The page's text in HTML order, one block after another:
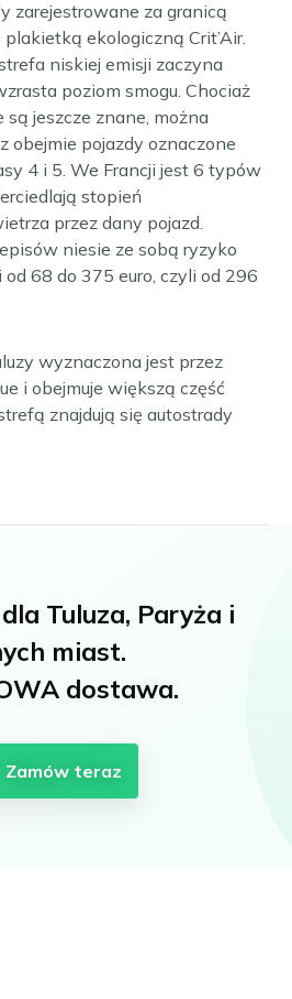
zarejestrowane za granicą
ekologiczną Crit’Air.
niskiej emisji zaczyna
poziom smogu. Chociaż
jeszcze znane, można
obejmie pojazdy oznaczone
4 i 5. We Francji jest 6 typów
stopień
przez dany pojazd.
niesie ze sobą ryzyko
68 do 375 euro, czyli od 296
wyznaczona jest przez
i obejmuje większą część
znajdują się autostrady
Tuluza, Paryża i
miast.
dostawa.
Zamów teraz